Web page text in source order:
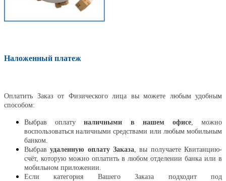
Наложенный платеж
Оплатить Заказ от Физического лица вы можете любым удобным
способом:
Выбрав оплатуналичными в нашем офисе, можно
воспользоваться наличными средствами или любым мобильным
банком.
Выбравудаленную оплату Заказа , вы получаете Квитанцию-
счёт, которую можно оплатить в любом отделении банка или в
мобильном приложении.
Если категория Вашего Заказа подходит под